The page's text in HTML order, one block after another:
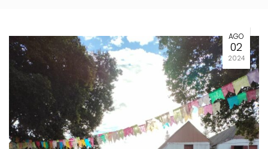
AGO
02
2024